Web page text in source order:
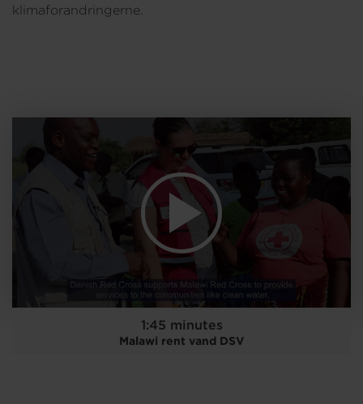
klimaforandringerne.
1:45 minutes
Malawi rent vand DSV